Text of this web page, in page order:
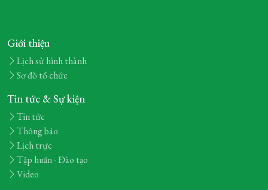
Giới thiệu
Lịch sử hình thành
Sơ đồ tổ chức
Tin tức & Sự kiện
Tin tức
Thông báo
Lịch trực
Tập huấn - Đào tạo
Video